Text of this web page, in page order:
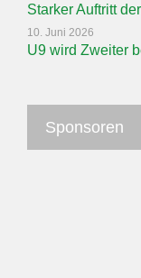
Starker Auftritt
10. Juni 2026
U9 wird Zweiter
Sponsoren